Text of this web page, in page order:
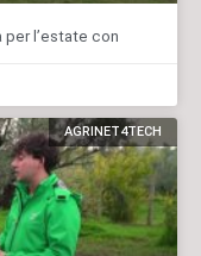
per l’estate con
AGRINET4TECH